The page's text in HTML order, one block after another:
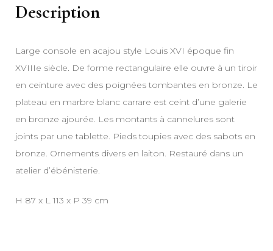
Description
Large console en acajou style Louis XVI époque fin
XVIIIe siècle. De forme rectangulaire elle ouvre à un tiroir
en ceinture avec des poignées tombantes en bronze. Le
plateau en marbre blanc carrare est ceint d’une galerie
en bronze ajourée. Les montants à cannelures sont
joints par une tablette. Pieds toupies avec des sabots en
bronze. Ornements divers en laiton. Restauré dans un
atelier d’ébénisterie.
H 87 x L 113 x P 39 cm